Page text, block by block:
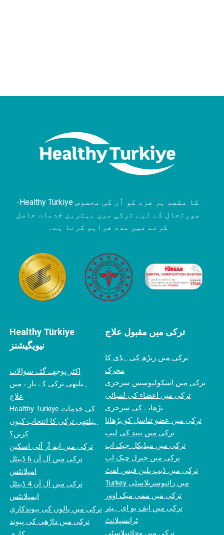
-Healthy Türkiye کا مقصد ہر فرد کو اُن کی مخصوص
صورتحال کے لیے ترکی میں بہترین خدمات حاصل
کرنے میں مدد فراہم کرنا ہے۔
Healthy Türkiye
نیویگیشنز
اکثر پوچھے گئے سوالات
ہیلتھی ترکی کے بارے میں
علاج
Healthy Türkiye کی خدمات
ہیلتھی ترکی کا انتخاب کیوں
کریں؟
ترکی میں ایم آر آئی اسکین
ترکی میں آل آن 6 ڈینٹل
امپلانٹس
ترکی میں آل آن 4 ڈینٹل
ایمپلانٹس
ترکی میں بالوں کی پیوندکاری
ترکی میں داڑھی کی پیوند
ترکی میں مقبول علاج
ترکی میں ریڑھ کی ہڈی کا
محرک
ترکی میں اسکولیوسس سرجری
ترکی میں اعضاء کی لمبائی
بڑھانے کی سرجری
ترکی میں عضو تناسل کو بڑھانا
ترکی میں نیند کی لیب
ترکی میں میڈیکل چیک اپ
ترکی میں جنرل چیک اپ
ترکی میں ڈیپ پلین فیس لفٹ
Turkey میں رائنوسرپلاسٹی
ترکی میں ممی میک اوور
ترکی میں ایف یو ای ہیئر
ٹرانسپلانٹ
ترکی میں وجائنپلاسٹی